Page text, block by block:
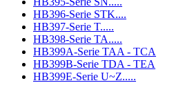
HB396-Serie STK....
HB397-Serie T.....
HB398-Serie TA.....
HB399A-Serie TAA - TCA
HB399B-Serie TDA - TEA
HB399E-Serie U~Z.....